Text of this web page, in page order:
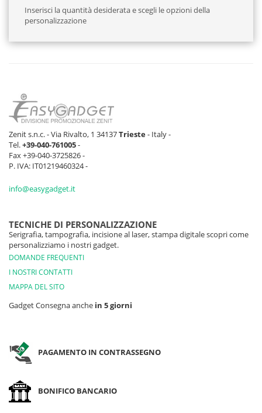
Inserisci la quantità desiderata e scegli le opzioni della
personalizzazione
Zenit s.n.c. - Via Rivalto, 1 34137Trieste- Italy -
Tel.+39-040-761005-
Fax +39-040-3725826 -
P. IVA: IT01219460324 -
info@easygadget.it
TECNICHE DI PERSONALIZZAZIONE
Serigrafia, tampografia, incisione al laser, stampa digitale scopri come
personalizziamo i nostri gadget.
DOMANDE FREQUENTI
I NOSTRI CONTATTI
MAPPA DEL SITO
Gadget Consegna anche in 5 giorni
PAGAMENTO IN CONTRASSEGNO
BONIFICO BANCARIO